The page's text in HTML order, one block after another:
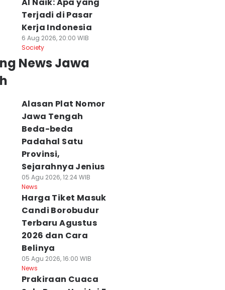
Terjadi di Pasar
Kerja Indonesia
6 Aug 2026, 20:00 WIB
Society
News Jawa
Alasan Plat Nomor
Jawa Tengah
Beda-beda
Padahal Satu
Provinsi,
Sejarahnya Jenius
05 Agu 2026, 12:24 WIB
News
Harga Tiket Masuk
Candi Borobudur
Terbaru Agustus
2026 dan Cara
Belinya
05 Agu 2026, 16:00 WIB
News
Prakiraan Cuaca